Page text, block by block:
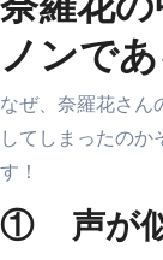
ノンで
なぜ、奈羅花さん
してしまったのか
す！
① 声が